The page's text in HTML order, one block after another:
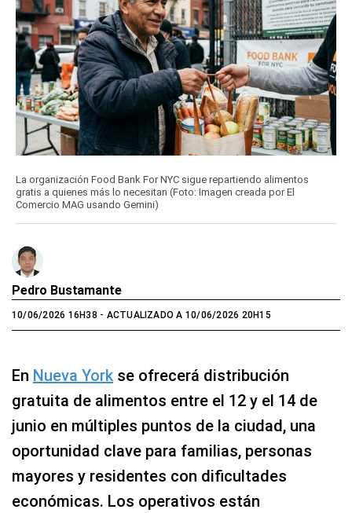
La organización Food Bank For NYC sigue repartiendo alimentos
gratis a quienes más lo necesitan (Foto: Imagen creada por El
Comercio MAG usando Gemini)
Pedro Bustamante
10/06/2026 16H38 - ACTUALIZADO A 10/06/2026 20H15
En Nueva York se ofrecerá distribución
gratuita de alimentos entre el 12 y el 14 de
junio en múltiples puntos de la ciudad, una
oportunidad clave para familias, personas
mayores y residentes con dificultades
económicas. Los operativos están